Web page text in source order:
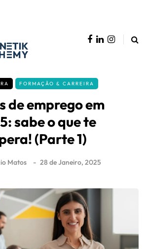
FORMAÇÃO & CARREIRA
de emprego em
sabe o que te
(Parte 1)
Matos 28 de Janeiro, 2025